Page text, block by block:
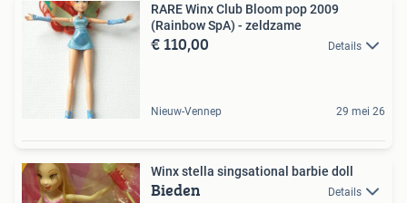
RARE Winx Club Bloom pop 2009
(Rainbow SpA) - zeldzame
€ 110,00 Details
Nieuw-Vennep 29 mei 26
Winx stella singsational barbie doll
Bieden Details